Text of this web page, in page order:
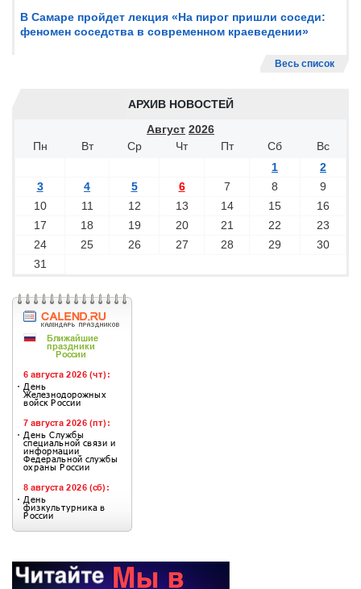
В Самаре пройдет лекция «На пирог пришли соседи:
феномен соседства в современном краеведении»
Весь список
АРХИВ НОВОСТЕЙ
Август 2026
Пн
Вт Ср Чт Пт Сб
Вс
1
2
3
4 5 6 7 8
9
10
11 12 13 14 15
16
17
18 19 20 21 22
23
24
25 26 27 28 29
30
31